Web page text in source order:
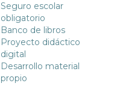
Seguro escolar
obligatorio
Banco de libros
Proyecto didáctico
digital
Desarrollo material
propio